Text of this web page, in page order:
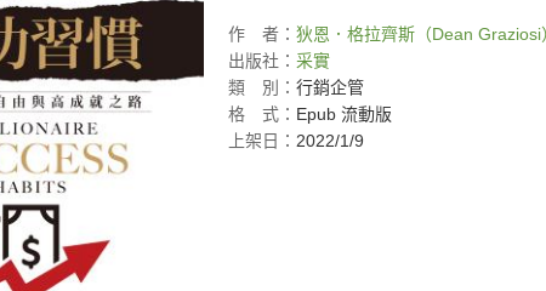
作 者： 狄恩．格拉齊斯（Dean Graziosi
出版社： 采實
類
別： 行銷企管
格
式： Epub 流動版
上架日： 2022/1/9